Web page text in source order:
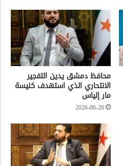
محافظ دمشق يدين التفجير
الانتحاري الذي استهدف كنيسة
مار إلياس
2026-06-20